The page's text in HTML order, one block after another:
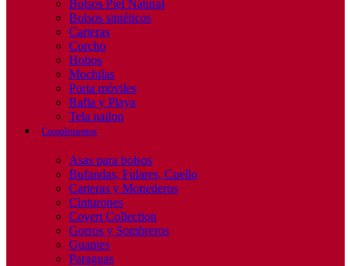
Bolsos Piel Natural
Bolsos sintéticos
Carteras
Corcho
Hobos
Mochilas
Porta móviles
Rafia y Playa
Tela nailon
Complementos
Asas para bolsos
Bufandas, Fulares, Cuello
Carteras y Monederos
Cinturones
Coveri Collection
Gorros y Sombreros
Guantes
Paraguas